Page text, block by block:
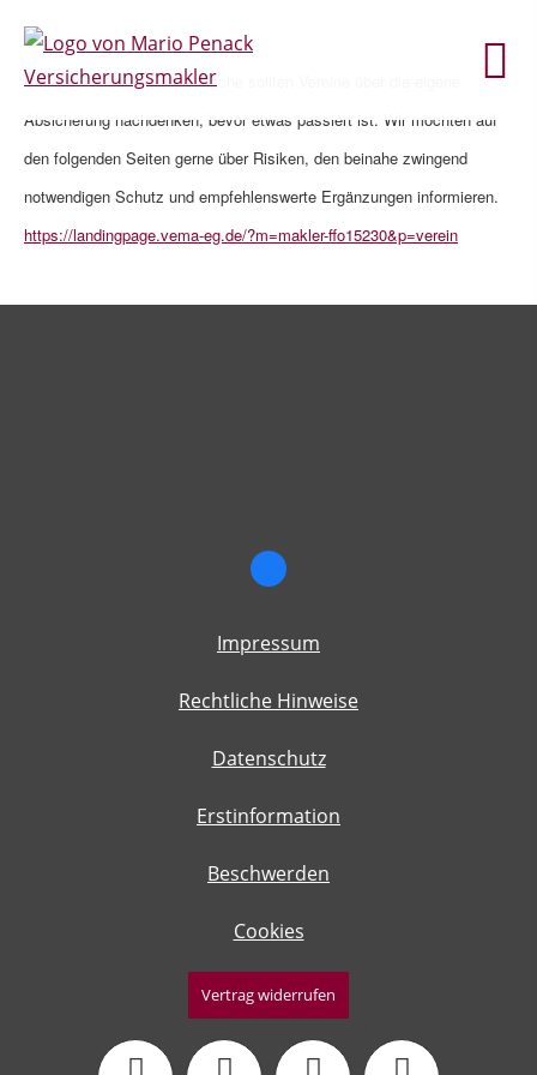
Bei allem Einsatz für die Sache sollten Vereine über die eigene
Absicherung nachdenken, bevor etwas passiert ist. Wir möchten auf
den folgenden Seiten gerne über Risiken, den beinahe zwingend
notwendigen Schutz und empfehlenswerte Ergänzungen informieren.
https://landingpage.vema-eg.de/?m=makler-ffo15230&p=verein
Impressum
Rechtliche Hinweise
Datenschutz
Erstinformation
Beschwerden
Cookies
Vertrag widerrufen